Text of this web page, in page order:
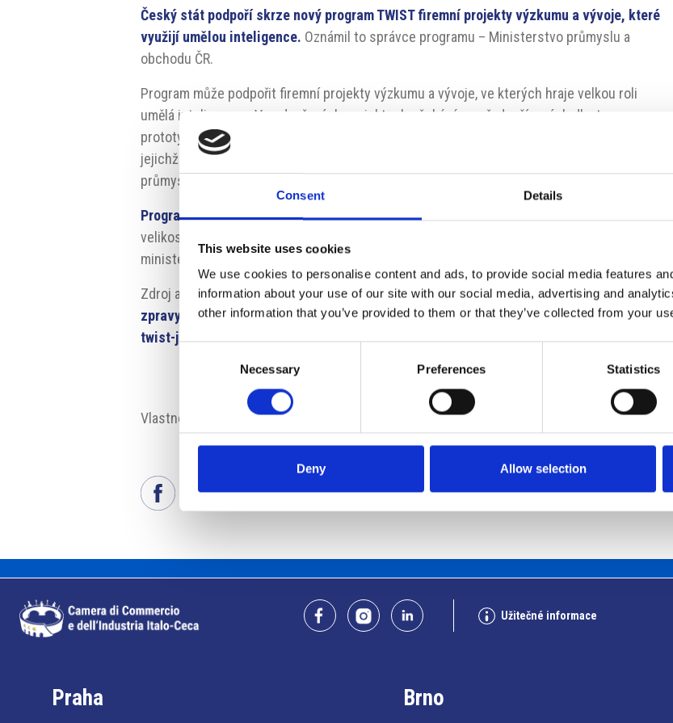
Consent Details
This website uses cookies
We use cookies to personalise content and ads, to provide social media features
information about your use of our site with our social media, advertising and
other information that you’ve provided to them or that they’ve collected from your
Necessary Preferences Statistics
Deny Allow selection
Český stát podpoří skrze nový program TWIST firemní projekty výzkumu a vývoje, které
využijí umělou inteligence. Oznámil to správce programu – Ministerstvo průmyslu a
obchodu ČR.
Program může podpořit firemní projekty výzkumu a vývoje, ve kterých hraje velkou roli
umělá inteligence. „V podpořených projektech očekáváme především výsledky typu
prototypů, poloprovozů, ověřených technologií, software a dalších digitálních řešení,
jejichž nedílnou součástí bude umělá inteligence,” uvedl
průmyslu a obchodu.
Program přijímá žádosti o podporu do 12. února. O dotaci mohou žádat firmy jakékoliv
velikosti aktivní na celém území ČR. K dispozici má program 700 milionů korun, která
ministerstvo může navýšit v případě velkého množství zajímavých projektů.
Zdroj a zdroj fotografie:https://www.mpo.gov.cz/cz/rozcestnik/pro-media/tiskove-
zpravy/mpo-vyhlasuje-vyzvu-na-podporu-projektu-s-umelou-inteligenci–v-programu-
twist-je-pripraveno-700-milionu-korun—284882/
Vlastnosti: #korporátní výzkum #státní financování #TWIST #umělá inteligence
Užitečné informace
Praha Brno